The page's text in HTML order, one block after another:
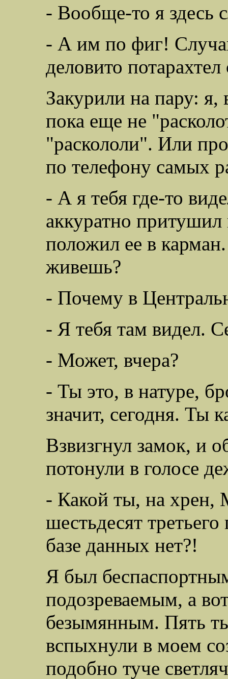
- Вообще-то я здесь
- А им по фиг!
деловито
Закурили на пару:
пока еще не
"раскололи". Или
по телефону самых
- А я тебя где-то
аккуратно
положил ее в
живешь?
- Почему в
- Я тебя там видел.
- Может, вчера?
- Ты это, в натуре,
значит, сегодня. Ты
Взвизгнул замок, и
потонули в голосе
- Какой ты, на хрен,
шестьдесят
базе данных нет?!
Я был
подозреваемым, а
безымянным. Пять
вспыхнули в моем
подобно туче